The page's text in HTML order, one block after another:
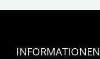
INFORMATIONEN